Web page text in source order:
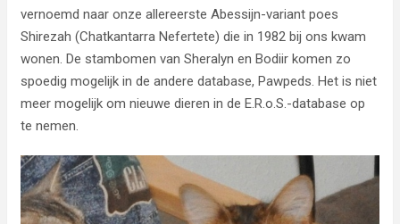
vernoemd naar onze allereerste Abessijn-variant poes
Shirezah (Chatkantarra Nefertete) die in 1982 bij ons kwam
wonen. De stambomen van Sheralyn en Bodiir komen zo
spoedig mogelijk in de andere database, Pawpeds. Het is niet
meer mogelijk om nieuwe dieren in de E.R.o.S.-database op
te nemen.